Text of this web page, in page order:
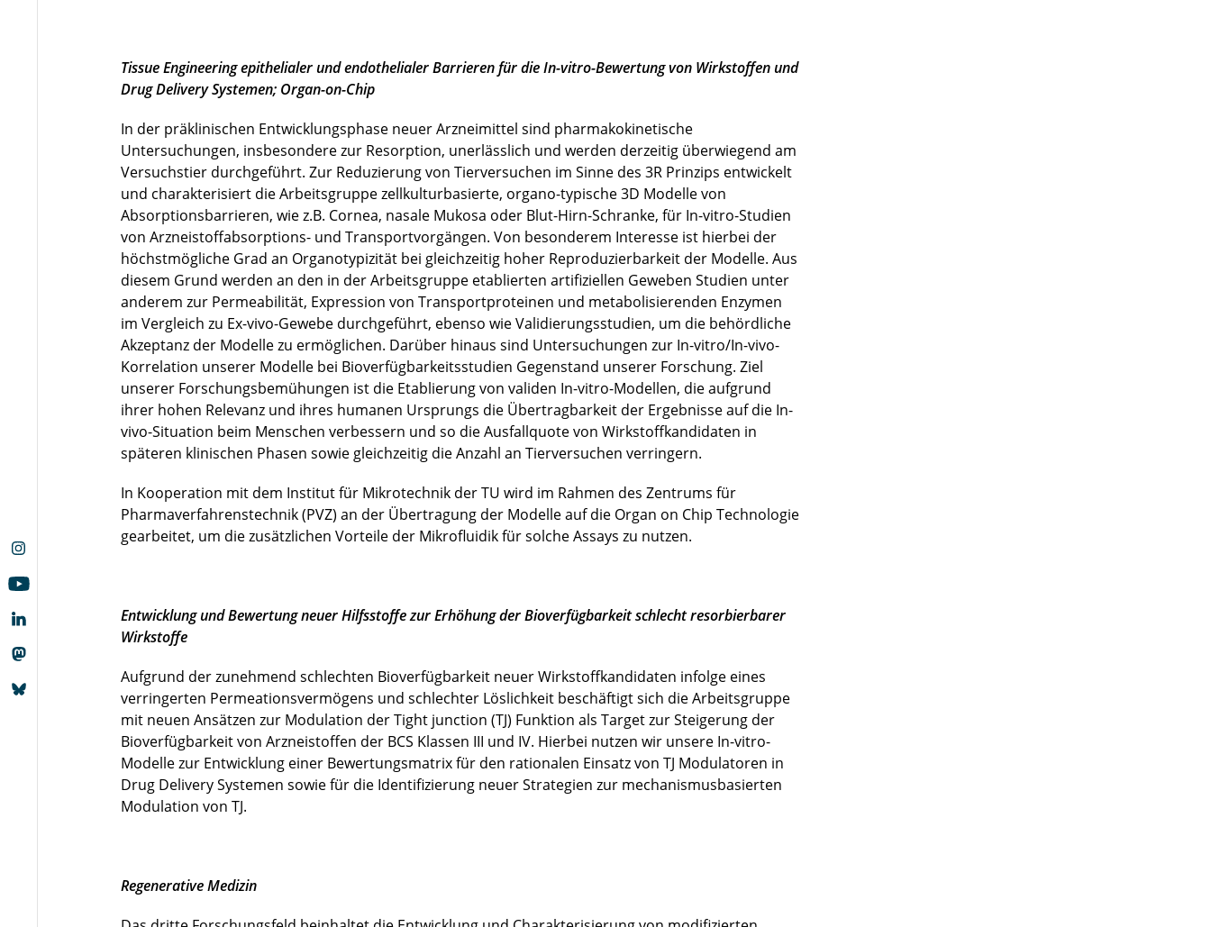
Tissue Engineering epithelialer und endothelialer Barrieren für die In-vitro-Bewertung von Wirkstoffen und
Drug Delivery Systemen; Organ-on-Chip
In der präklinischen Entwicklungsphase neuer Arzneimittel sind pharmakokinetische
Untersuchungen, insbesondere zur Resorption, unerlässlich und werden derzeitig überwiegend am
Versuchstier durchgeführt. Zur Reduzierung von Tierversuchen im Sinne des 3R Prinzips entwickelt
und charakterisiert die Arbeitsgruppe zellkulturbasierte, organo-typische 3D Modelle von
Absorptionsbarrieren, wie z.B. Cornea, nasale Mukosa oder Blut-Hirn-Schranke, für In-vitro-Studien
von Arzneistoffabsorptions- und Transportvorgängen. Von besonderem Interesse ist hierbei der
höchstmögliche Grad an Organotypizität bei gleichzeitig hoher Reproduzierbarkeit der Modelle. Aus
diesem Grund werden an den in der Arbeitsgruppe etablierten artifiziellen Geweben Studien unter
anderem zur Permeabilität, Expression von Transportproteinen und metabolisierenden Enzymen
im Vergleich zu Ex-vivo-Gewebe durchgeführt, ebenso wie Validierungsstudien, um die behördliche
Akzeptanz der Modelle zu ermöglichen. Darüber hinaus sind Untersuchungen zur In-vitro/In-vivo-
Korrelation unserer Modelle bei Bioverfügbarkeitsstudien Gegenstand unserer Forschung. Ziel
unserer Forschungsbemühungen ist die Etablierung von validen In-vitro-Modellen, die aufgrund
ihrer hohen Relevanz und ihres humanen Ursprungs die Übertragbarkeit der Ergebnisse auf die In-
vivo-Situation beim Menschen verbessern und so die Ausfallquote von Wirkstoffkandidaten in
späteren klinischen Phasen sowie gleichzeitig die Anzahl an Tierversuchen verringern.
In Kooperation mit dem Institut für Mikrotechnik der TU wird im Rahmen des Zentrums für
Pharmaverfahrenstechnik (PVZ) an der Übertragung der Modelle auf die Organ on Chip Technologie
gearbeitet, um die zusätzlichen Vorteile der Mikrofluidik für solche Assays zu nutzen.
Entwicklung und Bewertung neuer Hilfsstoffe zur Erhöhung der Bioverfügbarkeit schlecht resorbierbarer
Wirkstoffe
Aufgrund der zunehmend schlechten Bioverfügbarkeit neuer Wirkstoffkandidaten infolge eines
verringerten Permeationsvermögens und schlechter Löslichkeit beschäftigt sich die Arbeitsgruppe
mit neuen Ansätzen zur Modulation der Tight junction (TJ) Funktion als Target zur Steigerung der
Bioverfügbarkeit von Arzneistoffen der BCS Klassen III und IV. Hierbei nutzen wir unsere In-vitro-
Modelle zur Entwicklung einer Bewertungsmatrix für den rationalen Einsatz von TJ Modulatoren in
Drug Delivery Systemen sowie für die Identifizierung neuer Strategien zur mechanismusbasierten
Modulation von TJ.
Regenerative Medizin